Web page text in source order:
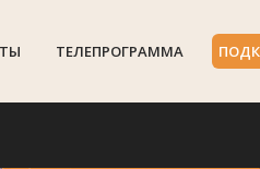
ТЕЛЕПРОГРАММА